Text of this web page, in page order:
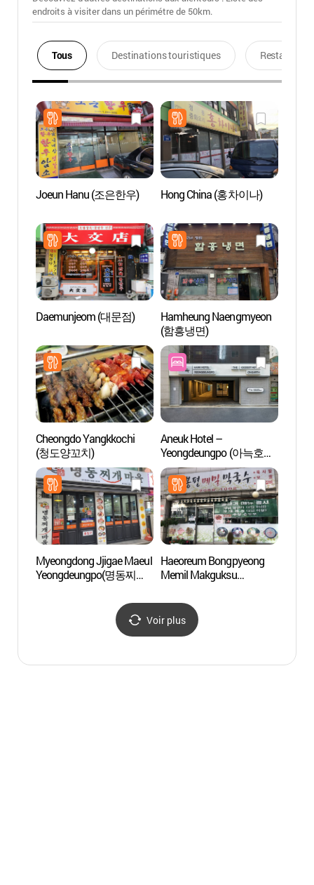
endroits à visiter dans un périmétre de 50km.
Tous Destinations touristiques Restaurants
Joeun Hanu (조은한우) Hong China (홍차이나)
Daemunjeom (대문점)
Hamheung Naengmyeon
(함흥냉면)
Cheongdo Yangkkochi
(청도양꼬치)
Aneuk Hotel –
Yeongdeungpo (아늑호텔
영등포점)
Myeongdong Jjigae Maeul
Yeongdeungpo(명동찌개
Haeoreum Bongpyeong
Memil Makguksu
Voir plus